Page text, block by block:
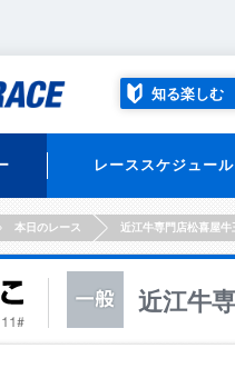
知る楽しむ
レーススケジュール
本日のレース 近江牛専門店松喜屋牛
近江牛